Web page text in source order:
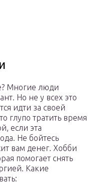
Многие люди
Но не у всех это
идти за своей
глупо тратить время
если эта
Не бойтесь
вам денег. Хобби
помогает снять
Какие